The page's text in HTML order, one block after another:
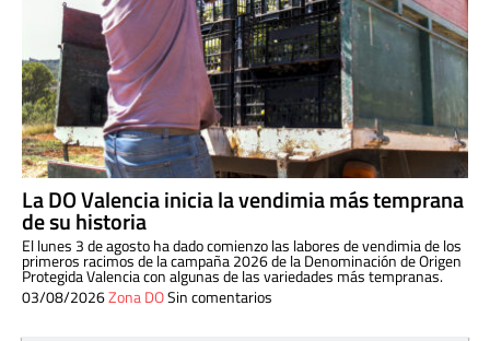
La DO Valencia inicia la vendimia más temprana
de su historia
El lunes 3 de agosto ha dado comienzo las labores de vendimia de los
primeros racimos de la campaña 2026 de la Denominación de Origen
Protegida Valencia con algunas de las variedades más tempranas.
03/08/2026Zona DOSin comentarios